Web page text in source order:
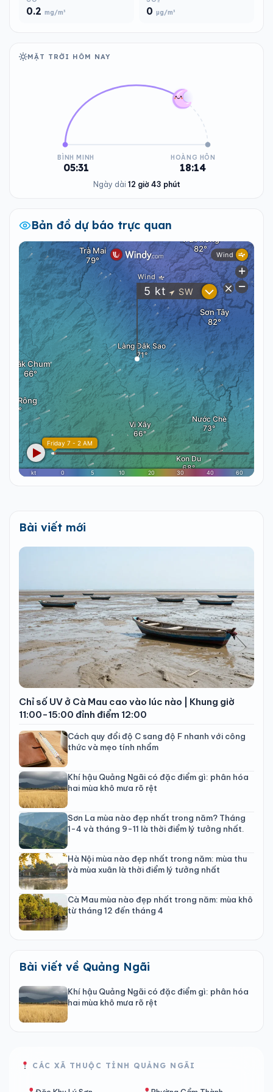
0.2 mg/m³ 0 µg/m³
MẶT TRỜI HÔM NAY
BÌNH MINH
05:31
HOÀNG HÔN
18:14
Ngày dài 12 giờ 43 phút
Bản đồ dự báo trực quan
Bài viết mới
Chỉ số UV ở Cà Mau cao vào lúc nào | Khung giờ
11:00-15:00 đỉnh điểm 12:00
Cách quy đổi độ C sang độ F nhanh với công
thức và mẹo tính nhẩm
Khí hậu Quảng Ngãi có đặc điểm gì: phân hóa
hai mùa khô mưa rõ rệt
Sơn La mùa nào đẹp nhất trong năm? Tháng
1-4 và tháng 9-11 là thời điểm lý tưởng nhất.
Hà Nội mùa nào đẹp nhất trong năm: mùa thu
và mùa xuân là thời điểm lý tưởng nhất
Cà Mau mùa nào đẹp nhất trong năm: mùa khô
từ tháng 12 đến tháng 4
Bài viết về Quảng Ngãi
Khí hậu Quảng Ngãi có đặc điểm gì: phân hóa
hai mùa khô mưa rõ rệt
CÁC XÃ THUỘC TỈNH QUẢNG NGÃI